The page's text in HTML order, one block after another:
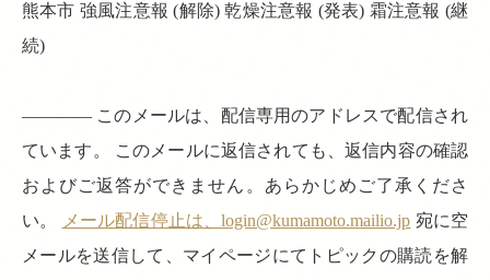
熊本市 強風注意報 (解除) 乾燥注意報 (発表) 霜注意報 (継
続)
———— このメールは、配信専用のアドレスで配信され
ています。 このメールに返信されても、返信内容の確認
およびご返答ができません。あらかじめご了承くださ
い。
メール配信停止は、login@kumamoto.mailio.jp 宛に空
メールを送信して、マイページにてトピックの購読を解